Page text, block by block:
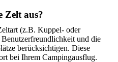
Zelt aus?
(z.B. Kuppel- oder
und die
berücksichtigen. Diese
bei Ihrem Campingausflug.